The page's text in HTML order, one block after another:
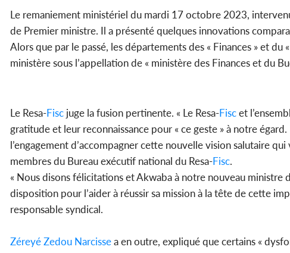
Le remaniement ministériel du mardi 17 octobre 2023,
de Premier ministre. Il a présenté quelques innovations
Alors que par le passé, les départements des « Finances » et du
ministère sous l’appellation de « ministère des Finances et du
Le Resa-Fisc juge la fusion pertinente. « Le Resa-Fiscet
gratitude et leur reconnaissance pour « ce geste » à notre
l’engagement d’accompagner cette nouvelle vision salutaire
membres du Bureau exécutif national du Resa-Fisc.
« Nous disons félicitations et Akwaba à notre nouveau ministre
disposition pour l’aider à réussir sa mission à la tête de cette
responsable syndical.
Zéreyé Zedou Narcissea en outre, expliqué que certains «